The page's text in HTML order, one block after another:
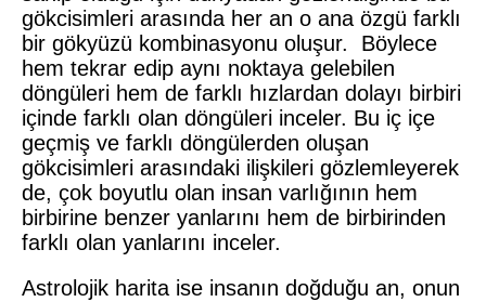
gökcisimleri arasında her an o ana özgü farklı
bir gökyüzü kombinasyonu oluşur. Böylece
hem tekrar edip aynı noktaya gelebilen
döngüleri hem de farklı hızlardan dolayı birbiri
içinde farklı olan döngüleri inceler. Bu iç içe
geçmiş ve farklı döngülerden oluşan
gökcisimleri arasındaki ilişkileri gözlemleyerek
de, çok boyutlu olan insan varlığının hem
birbirine benzer yanlarını hem de birbirinden
farklı olan yanlarını inceler.
Astrolojik harita ise insanın doğduğu an, onun